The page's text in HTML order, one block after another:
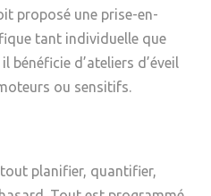
proposé une prise-en-
tant individuelle que
bénéficie d’ateliers d’éveil
ou sensitifs.
tout planifier, quantifier,